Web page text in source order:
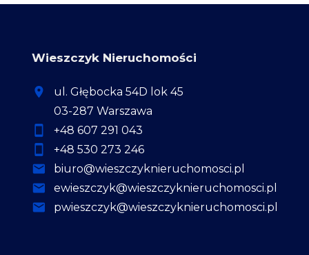
Wieszczyk Nieruchomości
ul. Głębocka 54D lok 45
03-287 Warszawa
+48 607 291 043
+48 530 273 246
biuro@wieszczyknieruchomosci.pl
ewieszczyk@wieszczyknieruchomosci.pl
pwieszczyk@wieszczyknieruchomosci.pl